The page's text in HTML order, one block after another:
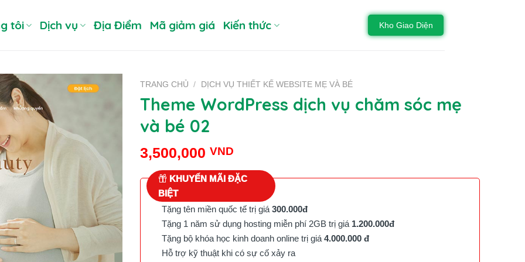
tôi Dịch vụ Địa Điểm Mã giảm giá Kiến thức Kho Giao Diện
TRANG CHỦ / DỊCH VỤ THIẾT KẾ WEBSITE MẸ VÀ BÉ
Theme WordPress dịch vụ chăm sóc mẹ
và bé 02
3,500,000 VND
KHUYẾN MÃI ĐẶC
BIỆT
Tặng tên miền quốc tế trị giá 300.000đ
Tặng 1 năm sử dụng hosting miễn phí 2GB trị giá 1.200.000đ
Tặng bộ khóa học kinh doanh online trị giá 4.000.000 đ
Hỗ trợ kỹ thuật khi có sự cố xảy ra